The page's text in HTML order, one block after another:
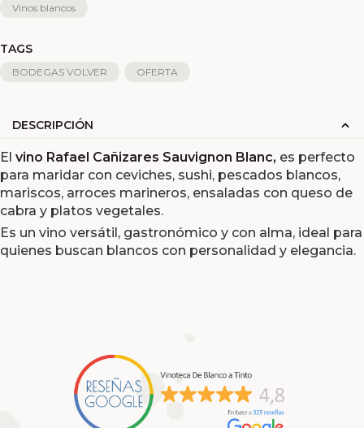
Vinos blancos
TAGS
BODEGAS VOLVER OFERTA
DESCRIPCIÓN
El vino Rafael Cañizares Sauvignon Blanc, es perfecto
para maridar con ceviches, sushi, pescados blancos,
mariscos, arroces marineros, ensaladas con queso de
cabra y platos vegetales.
Es un vino versátil, gastronómico y con alma, ideal para
quienes buscan blancos con personalidad y elegancia.